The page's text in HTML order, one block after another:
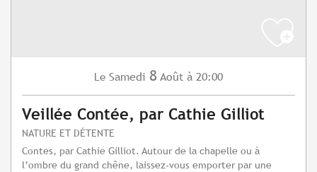
Le Samedi 8 Août à 20:00
Veillée Contée, par Cathie Gilliot
NATURE ET DÉTENTE
Contes, par Cathie Gilliot. Autour de la chapelle ou à
l’ombre du grand chêne, laissez-vous emporter par une